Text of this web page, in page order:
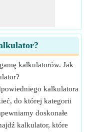
kalkulatorów. Jak
kalkulatora
do której kategorii
doskonałe
kalkulator, które